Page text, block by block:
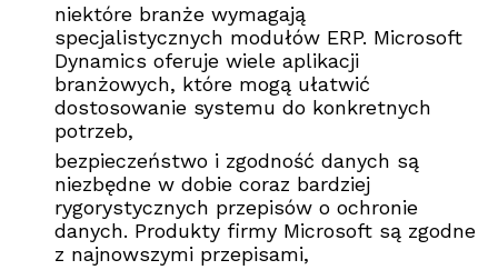
niektóre branże wymagają
specjalistycznych modułów ERP. Microsoft
Dynamics oferuje wiele aplikacji
branżowych, które mogą ułatwić
dostosowanie systemu do konkretnych
potrzeb,
bezpieczeństwo i zgodność danych są
niezbędne w dobie coraz bardziej
rygorystycznych przepisów o ochronie
danych. Produkty firmy Microsoft są zgodne
z najnowszymi przepisami,